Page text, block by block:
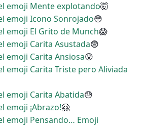
emoji Mente explotando🤯
emoji Icono Sonrojado😳
emoji El Grito de Munch😱
emoji Carita Asustada😨
emoji Carita Ansiosa😰
emoji Carita Triste pero Aliviada
emoji Carita Abatida😓
emoji ¡Abrazo!🤗
emoji Pensando… Emoji